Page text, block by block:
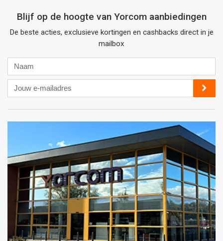
Blijf op de hoogte van Yorcom aanbiedingen
De beste acties, exclusieve kortingen en cashbacks direct in je
mailbox
Jouw
e-
mailadres